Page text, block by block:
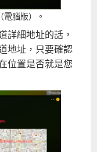
腦版）。
詳細地址的話，
地址，只要確認
位置是否就是您